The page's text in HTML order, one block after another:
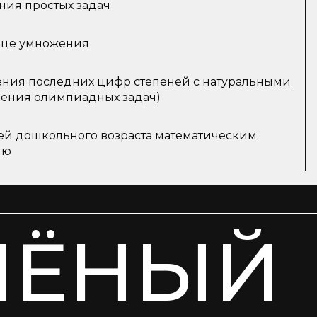
простых задач
умножения
последних цифр степеней с натуральными
олимпиадных задач)
дошкольного возраста математическим